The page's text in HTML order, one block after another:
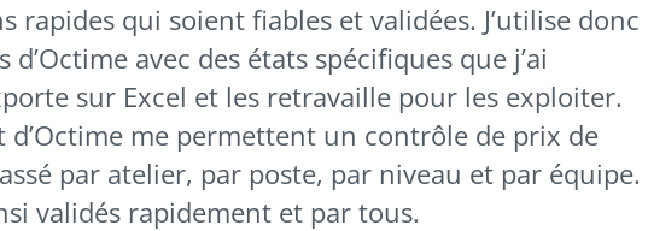
rapides qui soient fiables et validées. J’utilise donc
d’Octime avec des états spécifiques que j’ai
sur Excel et les retravaille pour les exploiter.
d’Octime me permettent un contrôle de prix de
par atelier, par poste, par niveau et par équipe.
validés rapidement et par tous.